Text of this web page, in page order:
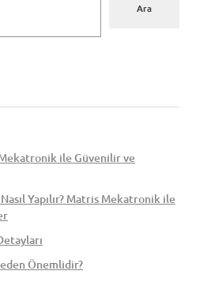
Ara
ile Güvenilir ve
Yapılır? Matris Mekatronik ile
Önemlidir?